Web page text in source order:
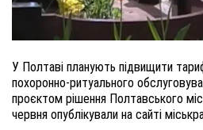
У Полтаві планують підвищити
похоронно-ритуального
проєктом рішення Полтавського
червня опублікували на сайті